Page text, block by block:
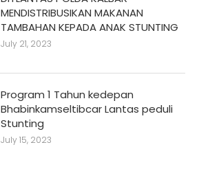
MENDISTRIBUSIKAN MAKANAN
TAMBAHAN KEPADA ANAK STUNTING
July 21, 2023
Program 1 Tahun kedepan
Bhabinkamseltibcar Lantas peduli
Stunting
July 15, 2023